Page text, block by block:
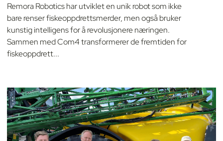
Remora Robotics har utviklet en unik robot som ikke
bare renser fiskeoppdrettsmerder, men også bruker
kunstig intelligens for å revolusjonere næringen.
Sammen med Com4 transformerer de fremtiden for
fiskeoppdrett...